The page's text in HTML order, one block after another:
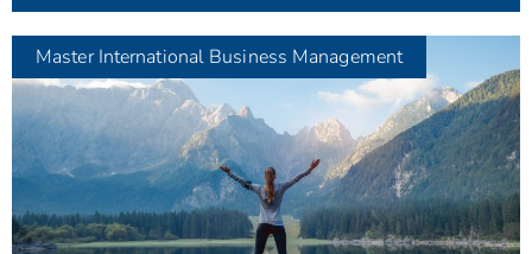
MasterInternational Business Management